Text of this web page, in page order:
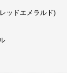
ッドエメラルド)